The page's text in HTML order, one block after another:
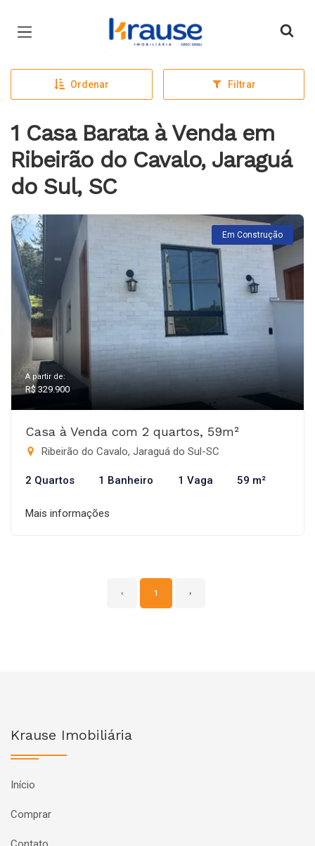
Página inicial
Ordenar Filtrar
1 Casa Barata à Venda em
Ribeirão do Cavalo, Jaraguá
do Sul, SC
Em Construção
A partir de:
R$ 329.900
Casa à Venda com 2 quartos, 59m²
Ribeirão do Cavalo, Jaraguá do Sul-SC
2 Quartos 1 Banheiro 1 Vaga 59 m²
Mais informações
‹ 1 ›
Krause Imobiliária
Início
Comprar